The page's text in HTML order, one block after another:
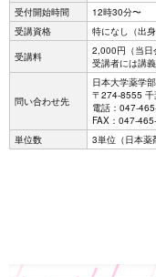
受付開始時間
12時30分〜
受講資格
特になし（出
受講料
2,000円（当日
受講者には講
問い合わせ先
日本大学薬学
〒274-8555 千
電話：047-
FAX：047-
単位数
3単位（日本薬